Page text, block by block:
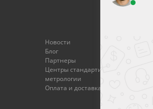
Новости
Блог
Партнеры
Центры стандартизации и
метрологии
Оплата и доставка